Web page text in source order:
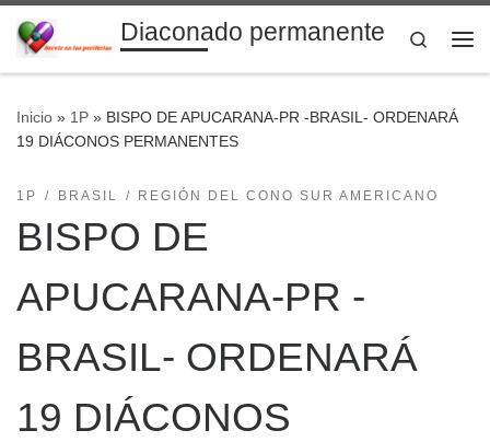
Saltar al contenidoDiaconado permanente
Search
Inicio » 1P » BISPO DE APUCARANA-PR -BRASIL- ORDENARÁ
19 DIÁCONOS PERMANENTES
1P BRASIL REGIÓN DEL CONO SUR AMERICANO
BISPO DE
APUCARANA-PR -
BRASIL- ORDENARÁ
19 DIÁCONOS